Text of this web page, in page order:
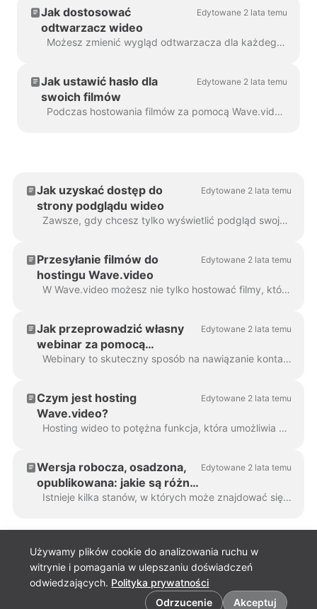
Używamy plików cookie do analizowania ruchu w
witrynie i pomagania w ulepszaniu doświadczeń
odwiedzających. Polityka prywatności
Odrzucenie
Akceptuj
Jak dostosować
odtwarzacz wideo
Edytowane 2 lata temu
Możesz zmienić wygląd odtwarzacza dla każdego filmu, który hostujesz za pomocą Wave.video. Zmieniając kolory i sposób wyświetlania odtwarzacza, można naprawdę ...
Jak ustawić hasło dla
swoich filmów
Edytowane 2 lata temu
Podczas hostowania filmów za pomocą Wave.video można ustawić hasło dla swoich filmów. W ten sposób ludzie będą mogli oglądać wideo tylko po wprowadzeniu ...
Jak uzyskać dostęp do
strony podglądu wideo
Edytowane 2 lata temu
Zawsze, gdy chcesz tylko wyświetlić podgląd swojego filmu lub potrzebujesz jednego z poniższych: Aby pobrać wideo lub audio Aby dostosować stronę docelową wideo Aby...
Przesyłanie filmów do
hostingu Wave.video
Edytowane 2 lata temu
W Wave.video możesz nie tylko hostować filmy, które tworzysz za pomocą tego narzędzia. Możesz także przesyłać własne filmy, które utworzyłeś wcześniej i...
Jak przeprowadzić własny
webinar za pomocą
Wave.video
Edytowane 2 lata temu
Webinary to skuteczny sposób na nawiązanie kontaktu z odbiorcami, dzielenie się cennymi informacjami i budowanie reputacji marki. Wave.video jest wielofunkcyjnym ...
Czym jest hosting
Wave.video?
Edytowane 2 lata temu
Hosting wideo to potężna funkcja, która umożliwia hostowanie filmów tworzonych lub przesyłanych do Wave.video. Następnie można je osadzić na stronie docelowej...
Wersja robocza, osadzona,
opublikowana: jakie są różne
stany wideo w Wave.video?
Edytowane 2 lata temu
Istnieje kilka stanów, w których może znajdować się jeden film w Wave.video: wersja robocza, osadzony lub w ogóle nieokreślony stan. Przyjrzyjmy się bliżej każdemu z...
Preferencje dotyczące plików cookie